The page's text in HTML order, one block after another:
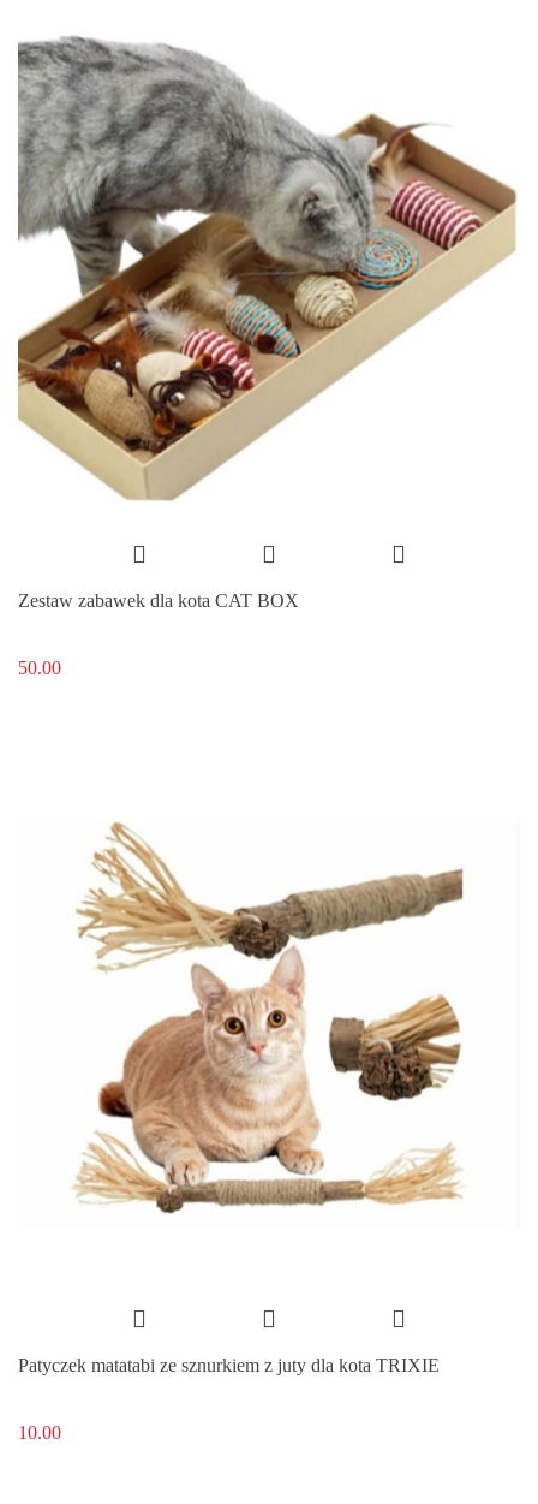
Zestaw zabawek dla kota CAT BOX
50.00
Patyczek matatabi ze sznurkiem z juty dla kota TRIXIE
10.00